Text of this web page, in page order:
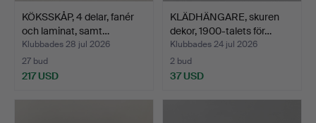
KÖKSSKÅP, 4 delar, fanér
och laminat, samt…
Klubbades 28 jul 2026
27 bud
217 USD
KLÄDHÄNGARE, skuren
dekor, 1900-talets för…
Klubbades 24 jul 2026
2 bud
37 USD